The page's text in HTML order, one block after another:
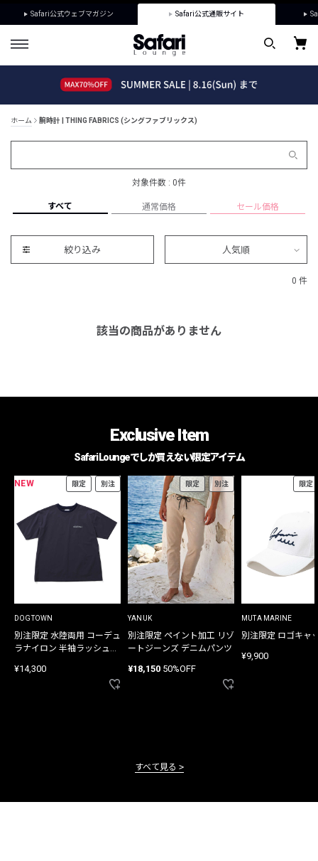
Safari公式ウェブマガジン Safari公式通販サイト
ホーム 腕時計 | THING FABRICS (シングファブリックス)
対象件数 : 0件
すべて 通常価格 セール価格
絞り込み 人気順
0 件
該当の商品がありません
Exclusive Item
Safari Loungeでしか買えない限定アイテム
NEW 限定 別注
DOGTOWN
別注限定 水陸両用 コーデュ
ラナイロン 半袖ラッシュガ
¥14,300
限定 別注
YANUK
別注限定 ペイント加工 リゾ
ートジーンズ デニムパンツ
¥18,150 50%OFF
限定
MUTA MARINE
別注限定 ロゴキャ
¥9,900
すべて見る